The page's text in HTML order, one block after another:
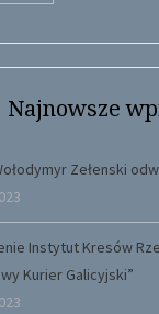
Najnowsze
Zełenski
Instytut Kresów
Kurier Galicyjski”